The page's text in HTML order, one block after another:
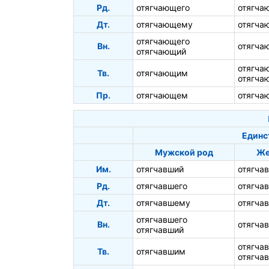
Рд. отягчающего
Дт.
отягчающему
Вн.
отягчающего
отягчающий
Тв. отягчающим
Пр.
отягчающем
Мужской род
Им.
отягчавший
Рд.
отягчавшего
Дт.
отягчавшему
Вн.
отягчавшего
отягчавший
Тв. отягчавшим